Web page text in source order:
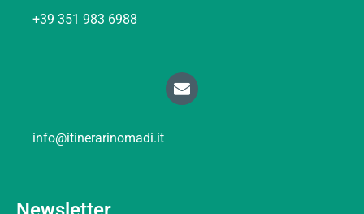
+39 351 983 6988
info@itinerarinomadi.it